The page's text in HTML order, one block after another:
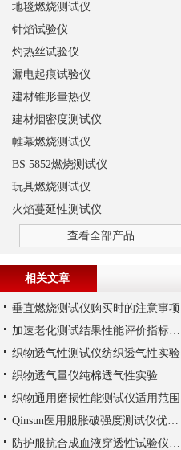
地毯燃烧测试仪
针焰试验仪
灼热丝试验仪
漏电起痕试验仪
建材锥形量热仪
建材烟密度测试仪
帷幕燃烧测试仪
BS 5852燃烧测试仪
玩具燃烧测试仪
火焰蔓延性测试仪
查看全部产品
相关文章
垂直燃烧测试仪购买时的注意事项
加速老化测试结果性能评价指标选择
织物透气性测试仪纺织透气性实验
织物透气量仪纯棉透气性实验
织物通用磨损性能测试仪适用范围
Qinsun医用服胀破强度测试仪优势特点
防护服抗合成血液穿透性试验仪主要特点